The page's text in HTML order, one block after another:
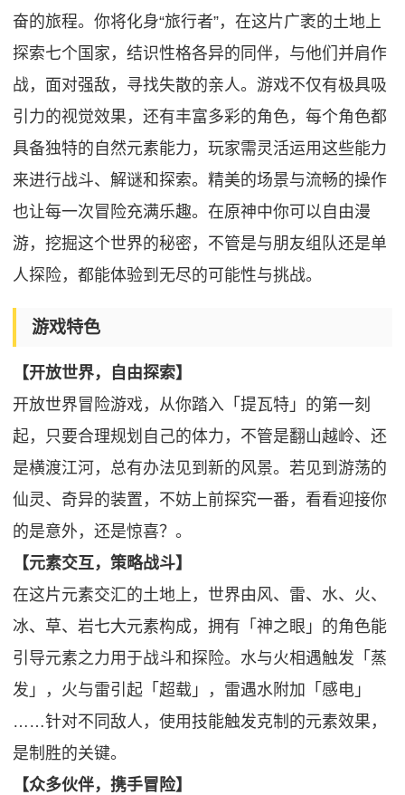
奋的旅程。你将化身“旅行者”，在这片广袤的土地上
探索七个国家，结识性格各异的同伴，与他们并肩作
战，面对强敌，寻找失散的亲人。游戏不仅有极具吸
引力的视觉效果，还有丰富多彩的角色，每个角色都
具备独特的自然元素能力，玩家需灵活运用这些能力
来进行战斗、解谜和探索。精美的场景与流畅的操作
也让每一次冒险充满乐趣。在原神中你可以自由漫
游，挖掘这个世界的秘密，不管是与朋友组队还是单
人探险，都能体验到无尽的可能性与挑战。
游戏特色
【开放世界，自由探索】
开放世界冒险游戏，从你踏入「提瓦特」的第一刻
起，只要合理规划自己的体力，不管是翻山越岭、还
是横渡江河，总有办法见到新的风景。若见到游荡的
仙灵、奇异的装置，不妨上前探究一番，看看迎接你
的是意外，还是惊喜？。
【元素交互，策略战斗】
在这片元素交汇的土地上，世界由风、雷、水、火、
冰、草、岩七大元素构成，拥有「神之眼」的角色能
引导元素之力用于战斗和探险。水与火相遇触发「蒸
发」，火与雷引起「超载」，雷遇水附加「感电」
……针对不同敌人，使用技能触发克制的元素效果，
是制胜的关键。
【众多伙伴，携手冒险】